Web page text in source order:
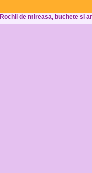
Rochii de mireasa, buchete si